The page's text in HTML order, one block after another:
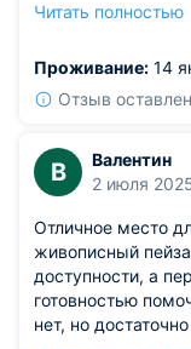
за окном шумно.
мигает.
Читать полностью
Проживание: 14
Отзыв
В
Валентин
2 июля
Отличное место
живописный
доступности, а
готовностью
нет, но